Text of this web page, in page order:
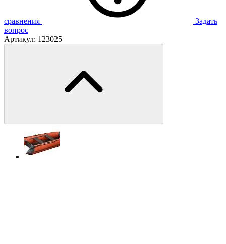
сравнения
Задать
вопрос
Артикул: 123025